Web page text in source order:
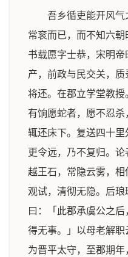
吾乡循吏能开风气
常衮而已，而不知六
书载愿字士恭，宋明
产，前政与民交关，
将还。在郡立学堂教授
有饷愿蛇者，愿不忍
辄还床下。复送四十
更令远，乃不复归。
越王石，常隐云雾，
观试，清彻无隐。后
曰：「此郡承虞公之
得无事。」以母老解职
为晋平太守，至郡期